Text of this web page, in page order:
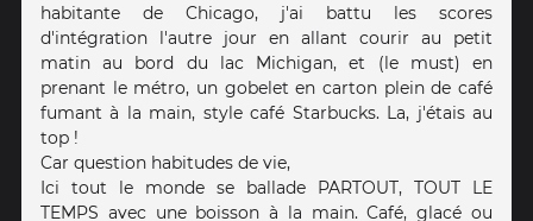
habitante de Chicago, j'ai battu les scores
d'intégration l'autre jour en allant courir au petit
matin au bord du lac Michigan, et (le must) en
prenant le métro, un gobelet en carton plein de café
fumant à la main, style café Starbucks. La, j'étais au
top !
Car question habitudes de vie,
Ici tout le monde se ballade PARTOUT, TOUT LE
TEMPS avec une boisson à la main. Café, glacé ou